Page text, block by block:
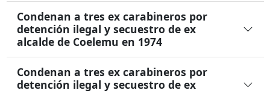
Condenan a tres ex carabineros por
detención ilegal y secuestro de ex
alcalde de Coelemu en 1974
Condenan a tres ex carabineros por
detención ilegal y secuestro de ex